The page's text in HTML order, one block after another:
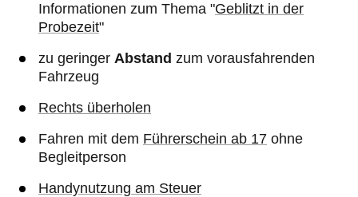
Informationen zum Thema "Geblitzt in der
Probezeit"
zu geringer Abstand zum vorausfahrenden
Fahrzeug
Rechts überholen
Fahren mit dem Führerschein ab 17 ohne
Begleitperson
Handynutzung am Steuer